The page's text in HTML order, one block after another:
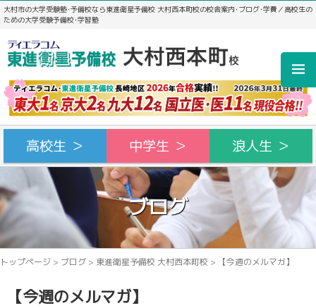
大村市の大学受験塾･予備校なら東進衛星予備校 大村西本町校の校舎案内･ブログ･学費／高校生の
ための大学受験予備校･学習塾
高校生 ＞ 中学生 ＞ 浪人生 ＞
ブログ
トップページ > ブログ > 東進衛星予備校 大村西本町校 > 【今週のメルマガ】
【今週のメルマガ】